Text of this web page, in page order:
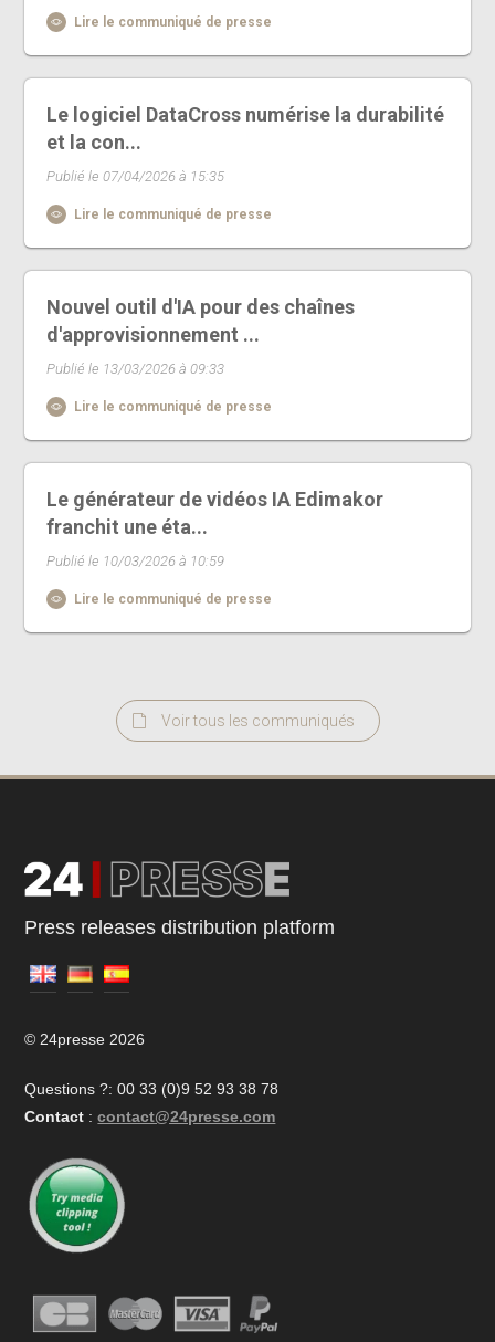
Lire le communiqué de presse
Le logiciel DataCross numérise la durabilité
et la con...
Publié le 07/04/2026 à 15:35
Lire le communiqué de presse
Nouvel outil d'IA pour des chaînes
d'approvisionnement ...
Publié le 13/03/2026 à 09:33
Lire le communiqué de presse
Le générateur de vidéos IA Edimakor
franchit une éta...
Publié le 10/03/2026 à 10:59
Lire le communiqué de presse
Voir tous les communiqués
Press releases distribution platform
© 24presse 2026
Questions ?: 00 33 (0)9 52 93 38 78
Contact : contact@24presse.com